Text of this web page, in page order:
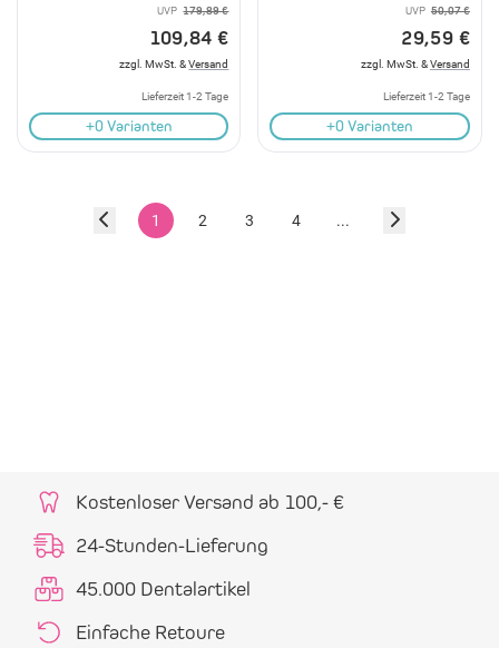
UVP 179,89 €
109,84 €
zzgl. MwSt. &Versand
Lieferzeit 1-2 Tage
+0 Varianten
UVP 50,07 €
29,59 €
zzgl. MwSt. &Versand
Lieferzeit 1-2 Tage
+0 Varianten
1 2 3 4 ...
Kostenloser Versand ab 100,- €
24-Stunden-Lieferung
45.000 Dentalartikel
Einfache Retoure